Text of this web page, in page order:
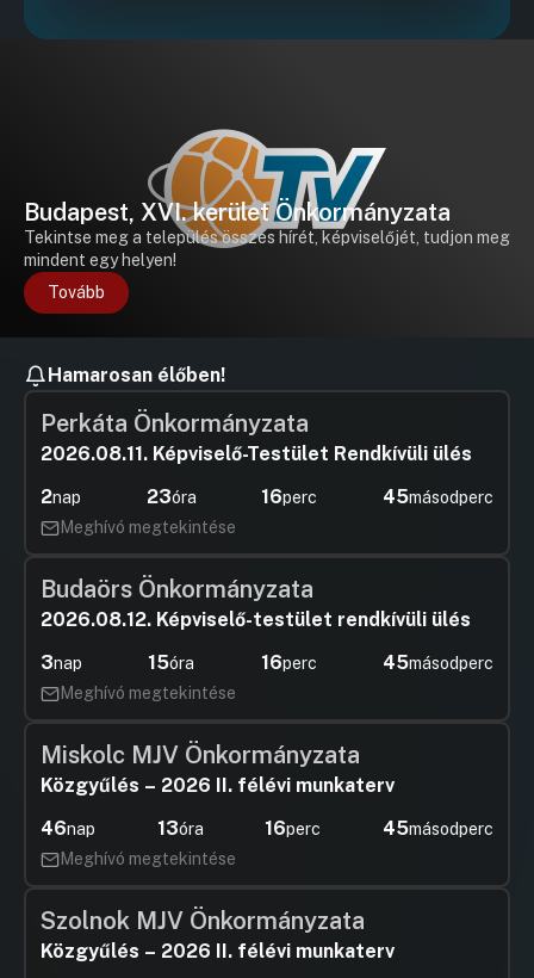
Budapest, XVI. kerület Önkormányzata
Tekintse meg a település összes hírét, képviselőjét, tudjon meg
mindent egy helyen!
Tovább
Hamarosan élőben!
Perkáta Önkormányzata
2026.08.11. Képviselő-Testület Rendkívüli ülés
2nap 23óra 16perc 45másodperc
Meghívó megtekintése
Budaörs Önkormányzata
2026.08.12. Képviselő-testület rendkívüli ülés
3nap 15óra 16perc 45másodperc
Meghívó megtekintése
Miskolc MJV Önkormányzata
Közgyűlés – 2026 II. félévi munkaterv
46nap 13óra 16perc 45másodperc
Meghívó megtekintése
Szolnok MJV Önkormányzata
Közgyűlés – 2026 II. félévi munkaterv